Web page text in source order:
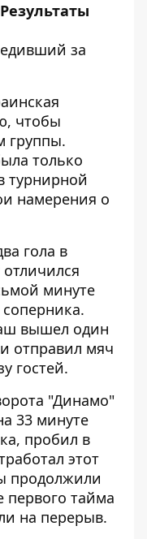
за
чтобы
группы.
только
турнирной
намерения о
гола в
минуте
вышел один
отправил мяч
гостей.
"Динамо"
33 минуте
пробил в
этот
продолжили
тайма
на перерыв.